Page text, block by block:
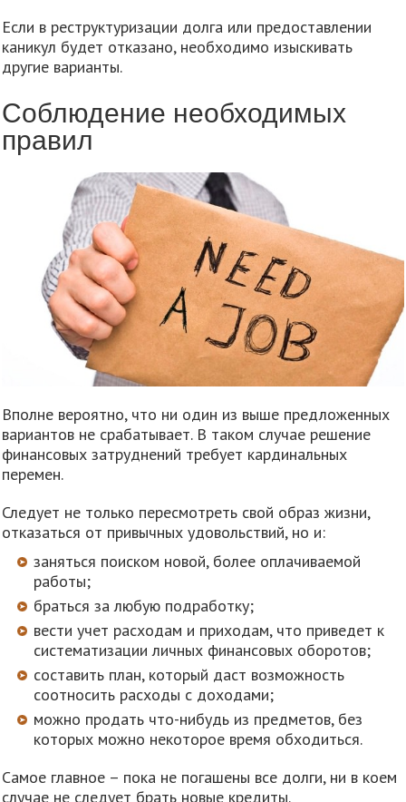
Если в реструктуризации долга или предоставлении
каникул будет отказано, необходимо изыскивать
другие варианты.
Соблюдение необходимых
правил
Вполне вероятно, что ни один из выше предложенных
вариантов не срабатывает. В таком случае решение
финансовых затруднений требует кардинальных
перемен.
Следует не только пересмотреть свой образ жизни,
отказаться от привычных удовольствий, но и:
заняться поиском новой, более оплачиваемой
работы;
браться за любую подработку;
вести учет расходам и приходам, что приведет к
систематизации личных финансовых оборотов;
составить план, который даст возможность
соотносить расходы с доходами;
можно продать что-нибудь из предметов, без
которых можно некоторое время обходиться.
Самое главное – пока не погашены все долги, ни в коем
случае не следует брать новые кредиты.